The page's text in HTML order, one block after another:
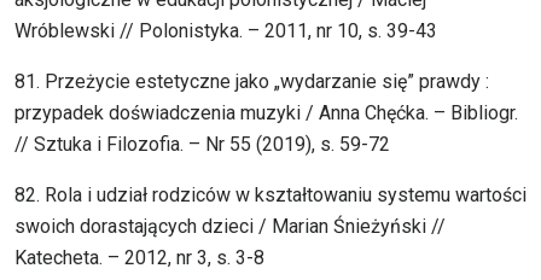
Wróblewski // Polonistyka. – 2011, nr 10, s. 39-43
81. Przeżycie estetyczne jako „wydarzanie się” prawdy :
przypadek doświadczenia muzyki / Anna Chęćka. – Bibliogr.
// Sztuka i Filozofia. – Nr 55 (2019), s. 59-72
82. Rola i udział rodziców w kształtowaniu systemu wartości
swoich dorastających dzieci / Marian Śnieżyński //
Katecheta. – 2012, nr 3, s. 3-8